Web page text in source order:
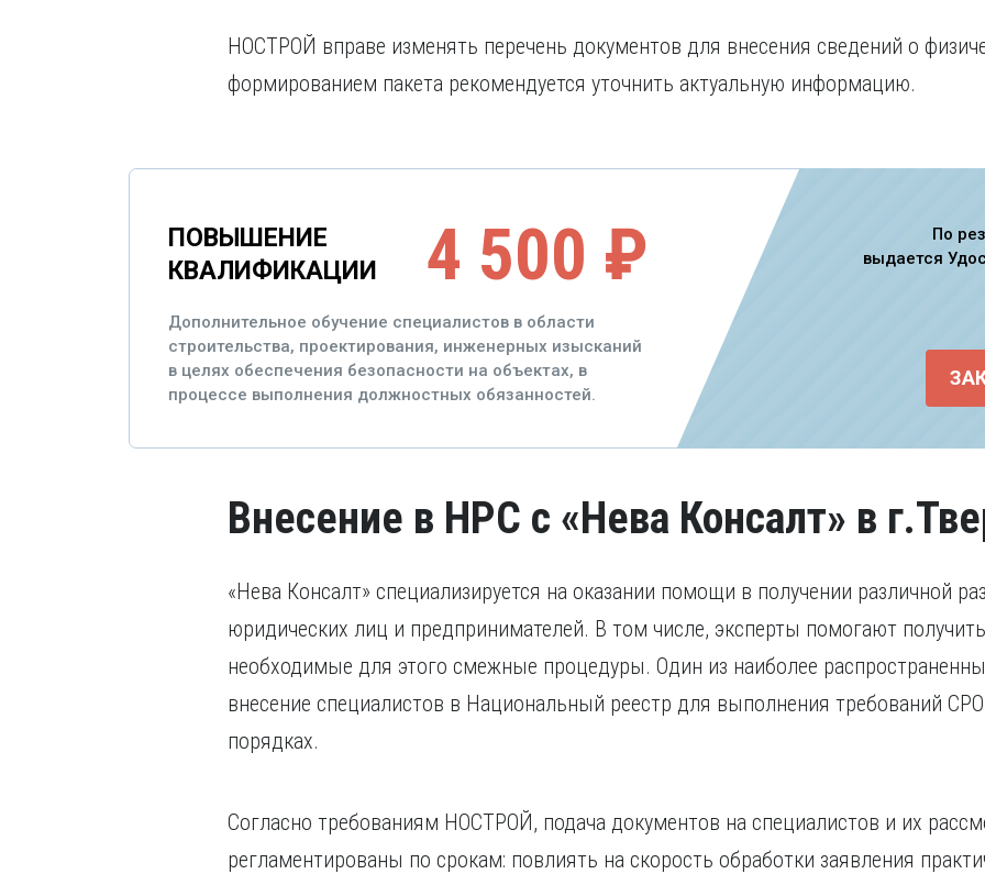
НОСТРОЙ вправе изменять перечень документов для внесения сведений о
формированием пакета рекомендуется уточнить актуальную информацию.
ПОВЫШЕНИЕ
КВАЛИФИКАЦИИ
4 500 ₽
Дополнительное обучение специалистов в области
строительства, проектирования, инженерных изысканий
в целях обеспечения безопасности на объектах, в
процессе выполнения должностных обязанностей.
По
выдается
Внесение в НРС с «Нева Консалт» в
«Нева Консалт» специализируется на оказании помощи в получении различной
юридических лиц и предпринимателей. В том числе, эксперты помогают
необходимые для этого смежные процедуры. Один из наиболее
внесение специалистов в Национальный реестр для выполнения требований
порядках.
Согласно требованиям НОСТРОЙ, подача документов на специалистов и их
регламентированы по срокам: повлиять на скорость обработки заявления